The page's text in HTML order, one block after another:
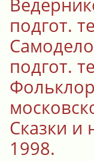
подгот.
подгот.
Сказки и
1998.